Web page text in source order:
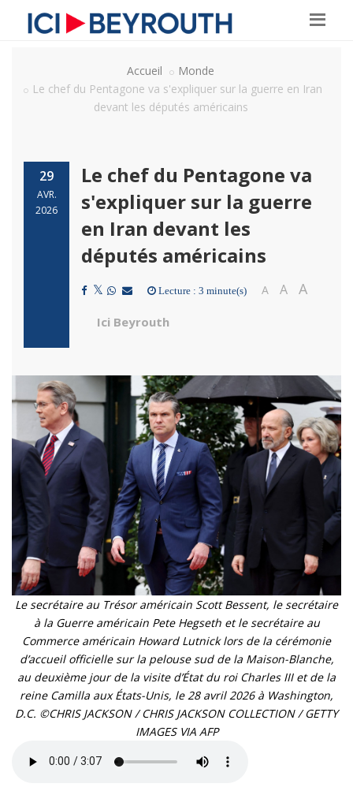
Accueil
Monde
Le chef du Pentagone va s'expliquer sur la guerre en Iran
devant les députés américains
29
AVR.
2026
Le chef du Pentagone va
s'expliquer sur la guerre
en Iran devant les
députés américains
Lecture : 3 minute(s) A A A
Ici Beyrouth
Le secrétaire au Trésor américain Scott Bessent, le secrétaire
à la Guerre américain Pete Hegseth et le secrétaire au
Commerce américain Howard Lutnick lors de la cérémonie
d’accueil officielle sur la pelouse sud de la Maison-Blanche,
au deuxième jour de la visite d’État du roi Charles III et de la
reine Camilla aux États-Unis, le 28 avril 2026 à Washington,
D.C. ©CHRIS JACKSON / CHRIS JACKSON COLLECTION / GETTY
IMAGES VIA AFP